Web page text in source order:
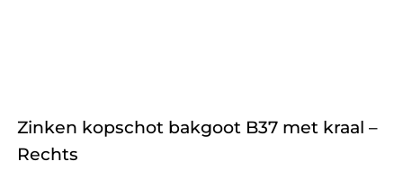
Zinken kopschot bakgoot B37 met kraal –
Rechts